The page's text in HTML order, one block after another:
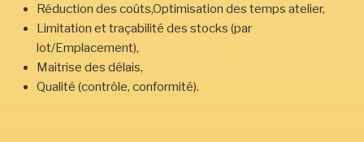
Réduction des coûts,Optimisation des temps atelier,
Limitation et traçabilité des stocks (par
lot/Emplacement),
Maitrise des délais,
Qualité (contrôle, conformité).